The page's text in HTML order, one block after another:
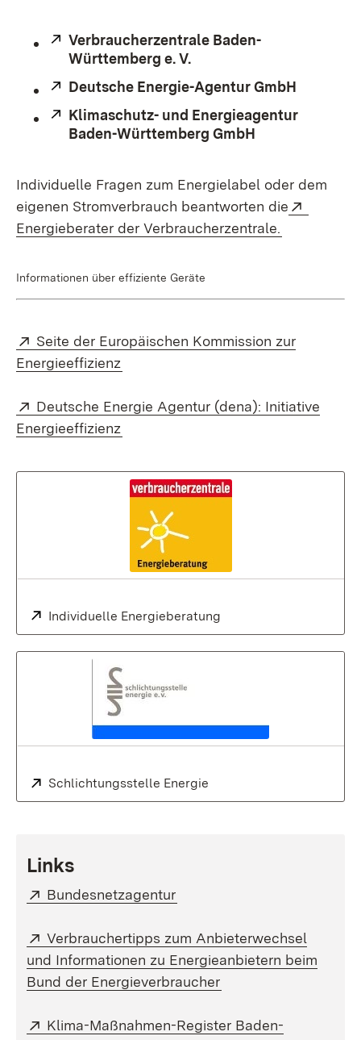
Extern:
Verbraucherzentrale Baden-
Württemberg e. V.
Extern:
Deutsche Energie-Agentur GmbH
Extern:
Klimaschutz- und Energieagentur
Baden-Württemberg GmbH
Individuelle Fragen zum Energielabel oder dem
eigenen Stromverbrauch beantworten die
Energieberater der Verbraucherzentrale.
Informationen über effiziente Geräte
Extern:
Seite der Europäischen Kommission zur
Energieeffizienz
Extern:
Deutsche Energie Agentur (dena): Initiative
Energieeffizienz
Extern:
Individuelle Energieberatung
Extern:
Schlichtungsstelle Energie
Links
Extern:
Bundesnetzagentur
Extern:
Verbrauchertipps zum Anbieterwechsel
und Informationen zu Energieanbietern beim
Bund der Energieverbraucher
Extern:
Klima-Maßnahmen-Register Baden-